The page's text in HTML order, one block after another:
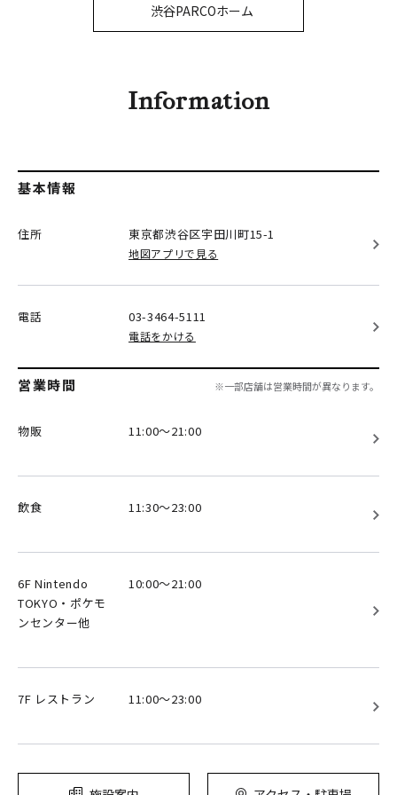
渋谷PARCOホーム
Information
基本情報
住所 東京都渋谷区宇田川町15-1
地図アプリで見る
電話 03-3464-5111
電話をかける
営業時間 ※一部店舗は営業時間が異なります。
物販 11:00～21:00
飲食 11:30～23:00
6F Nintendo
TOKYO・ポケモ
ンセンター他
10:00～21:00
7F レストラン 11:00～23:00